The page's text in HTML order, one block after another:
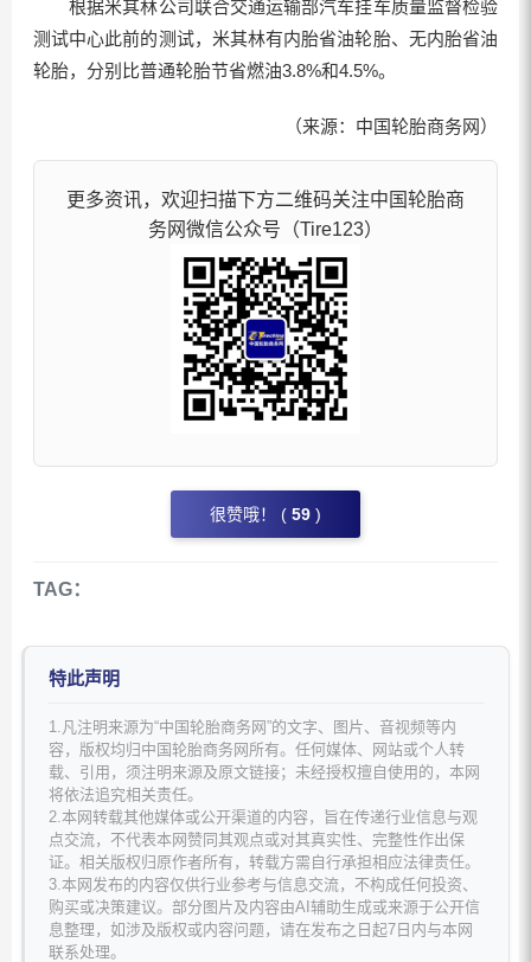
根据米其林公司联合交通运输部汽车挂车质量监督检验
测试中心此前的测试，米其林有内胎省油轮胎、无内胎省油
轮胎，分别比普通轮胎节省燃油3.8%和4.5%。
（来源：中国轮胎商务网）
更多资讯，欢迎扫描下方二维码关注中国轮胎商
务网微信公众号（Tire123）
很赞哦！ ( 59 )
TAG：
特此声明
1.凡注明来源为“中国轮胎商务网”的文字、图片、音视频等内
容，版权均归中国轮胎商务网所有。任何媒体、网站或个人转
载、引用，须注明来源及原文链接；未经授权擅自使用的，本网
将依法追究相关责任。
2.本网转载其他媒体或公开渠道的内容，旨在传递行业信息与观
点交流，不代表本网赞同其观点或对其真实性、完整性作出保
证。相关版权归原作者所有，转载方需自行承担相应法律责任。
3.本网发布的内容仅供行业参考与信息交流，不构成任何投资、
购买或决策建议。部分图片及内容由AI辅助生成或来源于公开信
息整理，如涉及版权或内容问题，请在发布之日起7日内与本网
联系处理。